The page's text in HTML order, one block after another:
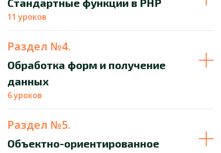
11 уроков
Раздел №4.
Обработка форм и получение
данных
6 уроков
Раздел №5.
Объектно-ориентированное